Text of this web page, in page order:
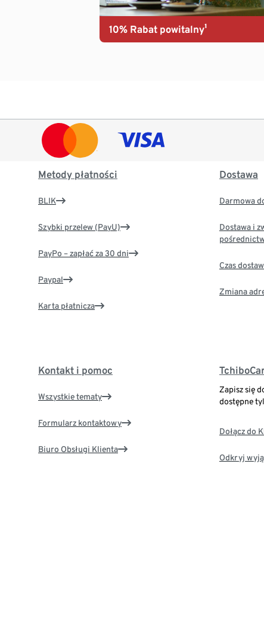
10% Rabat powitalny¹
Metody płatności
BLIK
Szybki przelew (PayU)
PayPo – zapłać za 30 dni
Paypal
Karta płatnicza
Dostawa
Darmowa
Dostawa i
Czas
Zmiana
Kontakt i pomoc
Wszystkie tematy
Formularz kontaktowy
Biuro Obsługi Klienta
Zapisz się
dostępne
Dołącz do
Odkryj